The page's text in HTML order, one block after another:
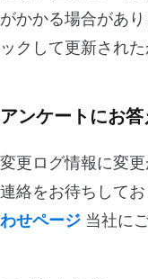
がかかる場合があ
ックして更新され
アンケートにお
変更ログ情報に変
連絡をお待ちしてお
わせページ 当社に